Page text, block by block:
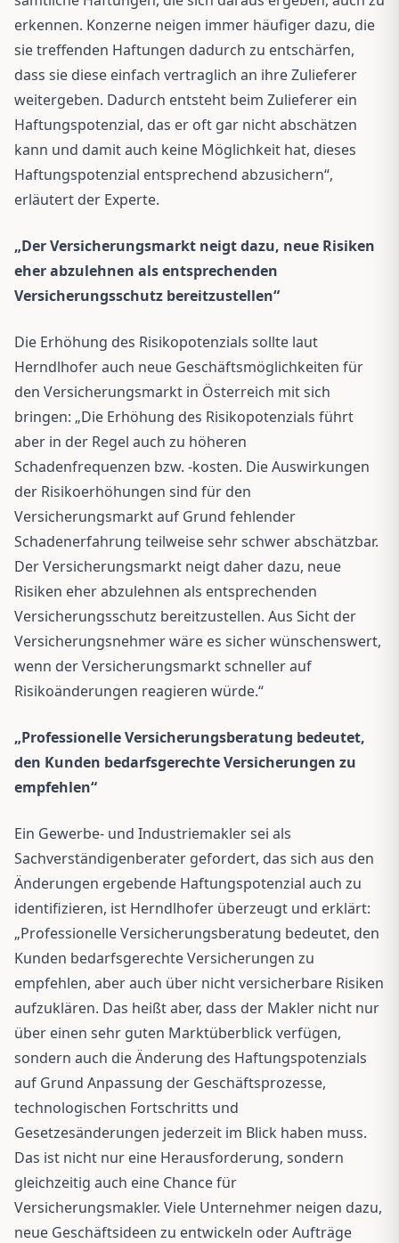
erkennen. Konzerne neigen immer häufiger dazu, die
sie treffenden Haftungen dadurch zu entschärfen,
dass sie diese einfach vertraglich an ihre Zulieferer
weitergeben. Dadurch entsteht beim Zulieferer ein
Haftungspotenzial, das er oft gar nicht abschätzen
kann und damit auch keine Möglichkeit hat, dieses
Haftungspotenzial entsprechend abzusichern“,
erläutert der Experte.
„Der Versicherungsmarkt neigt dazu, neue Risiken
eher abzulehnen als entsprechenden
Versicherungsschutz bereitzustellen“
Die Erhöhung des Risikopotenzials sollte laut
Herndlhofer auch neue Geschäftsmöglichkeiten für
den Versicherungsmarkt in Österreich mit sich
bringen: „Die Erhöhung des Risikopotenzials führt
aber in der Regel auch zu höheren
Schadenfrequenzen bzw. -kosten. Die Auswirkungen
der Risikoerhöhungen sind für den
Versicherungsmarkt auf Grund fehlender
Schadenerfahrung teilweise sehr schwer abschätzbar.
Der Versicherungsmarkt neigt daher dazu, neue
Risiken eher abzulehnen als entsprechenden
Versicherungsschutz bereitzustellen. Aus Sicht der
Versicherungsnehmer wäre es sicher wünschenswert,
wenn der Versicherungsmarkt schneller auf
Risikoänderungen reagieren würde.“
„Professionelle Versicherungsberatung bedeutet,
den Kunden bedarfsgerechte Versicherungen zu
empfehlen“
Ein Gewerbe- und Industriemakler sei als
Sachverständigenberater gefordert, das sich aus den
Änderungen ergebende Haftungspotenzial auch zu
identifizieren, ist Herndlhofer überzeugt und erklärt:
„Professionelle Versicherungsberatung bedeutet, den
Kunden bedarfsgerechte Versicherungen zu
empfehlen, aber auch über nicht versicherbare Risiken
aufzuklären. Das heißt aber, dass der Makler nicht nur
über einen sehr guten Marktüberblick verfügen,
sondern auch die Änderung des Haftungspotenzials
auf Grund Anpassung der Geschäftsprozesse,
technologischen Fortschritts und
Gesetzesänderungen jederzeit im Blick haben muss.
Das ist nicht nur eine Herausforderung, sondern
gleichzeitig auch eine Chance für
Versicherungsmakler. Viele Unternehmer neigen dazu,
neue Geschäftsideen zu entwickeln oder Aufträge